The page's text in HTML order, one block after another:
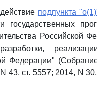
подпункта
государственных
Российской
Федерации"
43, ст. 5557; 2014, N